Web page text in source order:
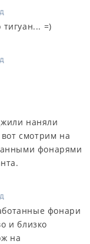
=)
наняли
смотрим на
фонарями
фонари
и близко
на